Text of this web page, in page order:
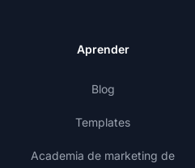
Aprender
Blog
Templates
Academia de marketing de